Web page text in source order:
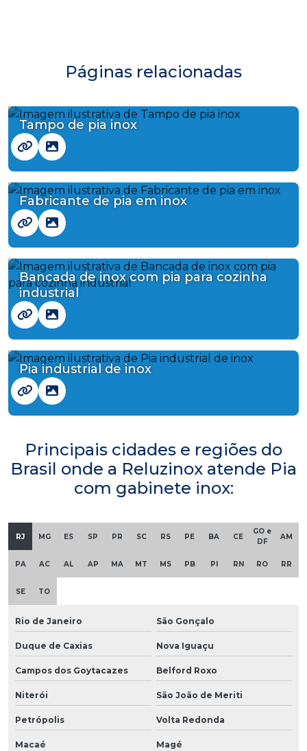
Páginas relacionadas
Tampo de pia inox
Fabricante de pia em inox
Bancada de inox com pia para cozinha
industrial
Pia industrial de inox
Principais cidades e regiões do
Brasil onde a Reluzinox atende Pia
com gabinete inox:
RJ MG ES SP PR SC RS PE BA CE
GO e
DF
AM
PA AC AL AP MA MT MS PB PI RN RO RR
SE TO
Rio de Janeiro São Gonçalo
Duque de Caxias Nova Iguaçu
Campos dos Goytacazes Belford Roxo
Niterói São João de Meriti
Petrópolis Volta Redonda
Macaé Magé